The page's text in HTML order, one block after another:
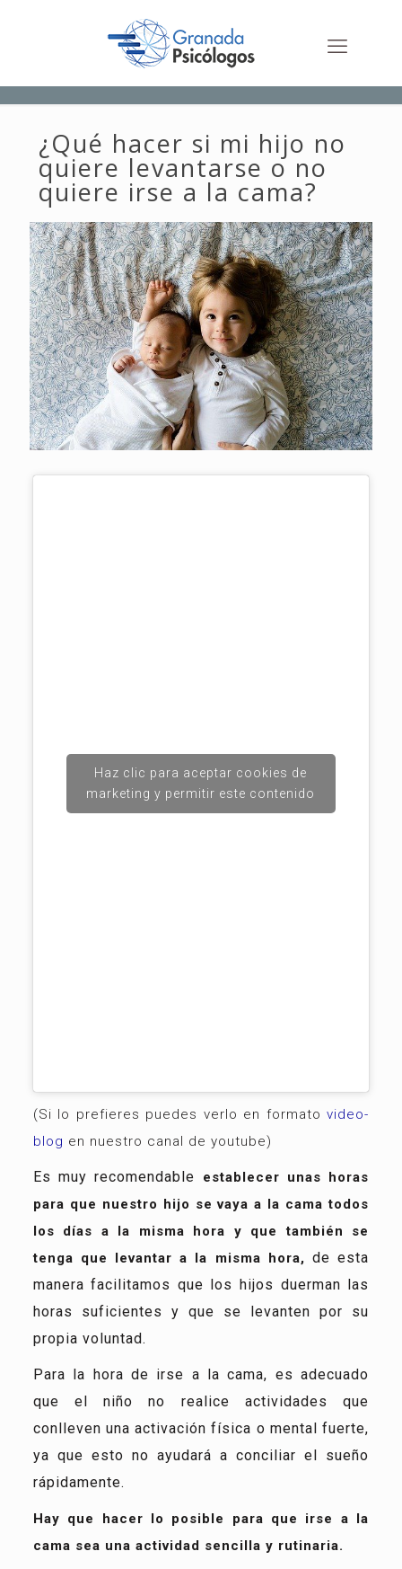
¿Qué hacer si mi hijo no
quiere levantarse o no
quiere irse a la cama?
Haz clic para aceptar cookies de
marketing y permitir este contenido
(Si lo prefieres puedes verlo en formatovideo-
blog en nuestro canal de youtube)
Es muy recomendable
establecer unas horas
para que nuestro hijo se vaya a la cama todos
los días a la misma hora y que también se
tenga que levantar a la misma hora,de esta
manera facilitamos que los hijos duerman las
horas suficientes y que se levanten por su
propia voluntad.
Para la hora de irse a la cama, es adecuado
que el niño no realice actividades que
conlleven una activación física o mental fuerte,
ya que esto no ayudará a conciliar el sueño
rápidamente.
Hay que hacer lo posible para que irse a la
cama sea una actividad sencilla y rutinaria.